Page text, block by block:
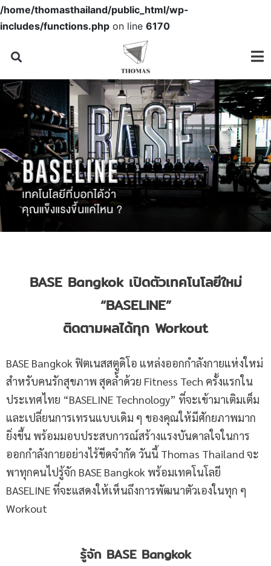
/home/thomasthailand/public_html/wp-
includes/functions.php on line 6170
BASE Bangkok เปิดตัวเทคโนโลยีใหม่
“BASELINE”
ติดตามผลได้ทุก Workout
BASE Bangkok ฟิตเนสสตูดิโอ แหล่งออกกำลังกายแห่งใหม่
สำหรับคนรักสุขภาพ สุดล้ำด้วย Fitness Tech ครั้งแรกใน
ประเทศไทย “BASELINE Technology” ที่จะเข้ามาเติมเต็ม
และเปลี่ยนการเทรนแบบเดิม ๆ ของคุณให้มีศักยภาพมาก
ยิ่งขึ้น พร้อมมอบประสบการณ์สร้างแรงบันดาลใจในการ
ออกกำลังกายอย่างไร้ขีดจำกัด วันนี้ Thomas Thailand จะ
พาทุกคนไปรู้จัก BASE Bangkok พร้อมเทคโนโลยี
BASELINE ที่จะแสดงให้เห็นถึงการพัฒนาตัวเองในทุก ๆ
Workout
รู้จัก BASE Bangkok